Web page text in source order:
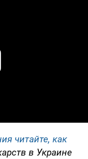
Video
читайте, как
в Украине